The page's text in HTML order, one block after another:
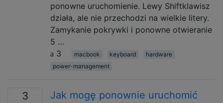
ponowne uruchomienie. Lewy Shiftklawisz
działa, ale nie przechodzi na wielkie litery.
Zamykanie pokrywki i ponowne otwieranie
5 …
3
macbook keyboard
hardware
power-management
3
Jak mogę ponownie uruchomić